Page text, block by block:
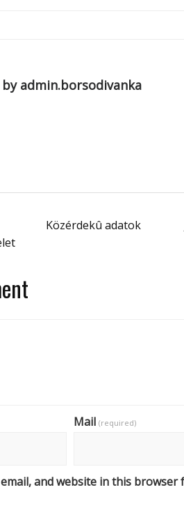
admin.borsodivanka
Közérdekû adatok
Mail (required)
email, and website in this